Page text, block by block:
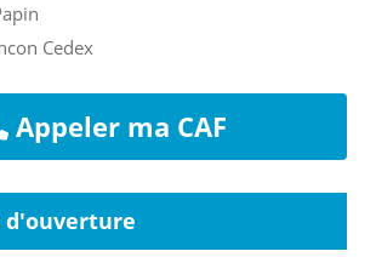
Cedex
Appeler ma CAF
d'ouverture